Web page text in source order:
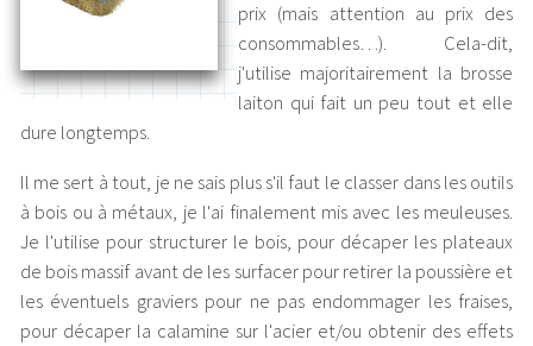
prix (mais attention au prix des
consommables…). Cela-dit,
j'utilise majoritairement la brosse
laiton qui fait un peu tout et elle
dure longtemps.
Il me sert à tout, je ne sais plus s'il faut le classer dans les outils
à bois ou à métaux, je l'ai finalement mis avec les meuleuses.
Je l'utilise pour structurer le bois, pour décaper les plateaux
de bois massif avant de les surfacer pour retirer la poussière et
les éventuels graviers pour ne pas endommager les fraises,
pour décaper la calamine sur l'acier et/ou obtenir des effets